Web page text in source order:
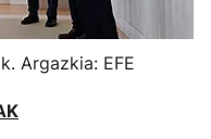
Argazkia: EFE